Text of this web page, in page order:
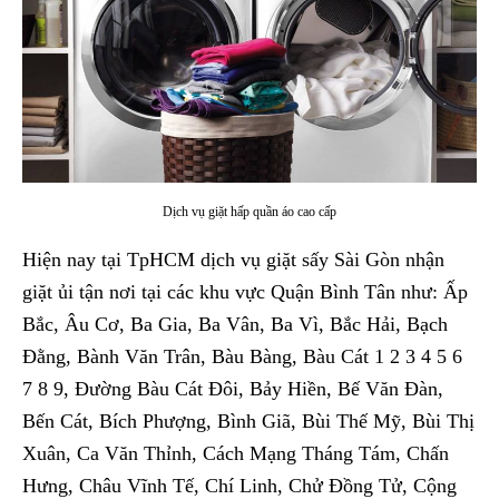
Dịch vụ giặt hấp quần áo cao cấp
Hiện nay tại TpHCM dịch vụ giặt sấy Sài Gòn nhận
giặt ủi tận nơi tại các khu vực Quận Bình Tân như: Ấp
Bắc, Âu Cơ, Ba Gia, Ba Vân, Ba Vì, Bắc Hải, Bạch
Đằng, Bành Văn Trân, Bàu Bàng, Bàu Cát 1 2 3 4 5 6
7 8 9, Đường Bàu Cát Đôi, Bảy Hiền, Bế Văn Đàn,
Bến Cát, Bích Phượng, Bình Giã, Bùi Thế Mỹ, Bùi Thị
Xuân, Ca Văn Thỉnh, Cách Mạng Tháng Tám, Chấn
Hưng, Châu Vĩnh Tế, Chí Linh, Chử Đồng Tử, Cộng